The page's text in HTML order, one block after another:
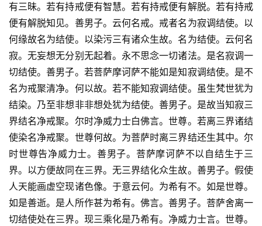
有三昧。若有持戒便有智慧。若有持戒便有解脱。若有持戒
便有解脱知见。善男子。云何名戒。戒者名为寂调结使。以
何缘故名为结使。以染污三有诸众生故。名为结使。云何名
寂。无妄想无分别无起着。永不思念一切诸法。是名寂调一
切结使。善男子。若菩萨摩诃萨不能如是知寂调结使。是不
名为戒聚清净。何以故。若不能知寂调结使。虽生梵世犹为
结染。乃至非想非非想处犹为结使。善男子。是故当知寂三
界结名净戒聚。尔时净威力士白佛言。世尊。若离三界诸结
使染名净戒聚。世尊何故。为菩萨时离三界结还生其中。尔
时世尊告净威力士。善男子。菩萨摩诃萨不以自结生于三
界。以方便故同在三界。无三界结化众生故。善男子。假使
人天能画虚空现诸色像。于意云何。为希有不。如是世尊。
如是善逝。是人所作甚为希有。佛言。善男子。菩萨舍离一
切结使处在三界。现三乘化是乃希有。净威力士言。世尊。